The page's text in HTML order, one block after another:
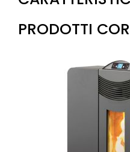
PRODOTTI